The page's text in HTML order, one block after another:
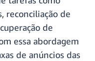
reconciliação de
de
essa abordagem
de anúncios das